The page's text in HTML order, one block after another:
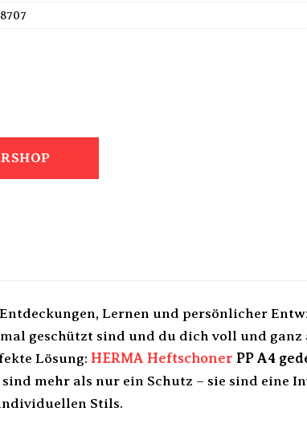
Lernen und persönlicher
geschützt sind und du dich voll und ganz
Lösung: HERMA Heftschoner PP A4
mehr als nur ein Schutz – sie sind eine
Stils.